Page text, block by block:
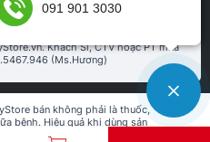
Isolate
100% whey isolate không
Sản phẩm có độ tinh
cơ bắp nhanh và hiệu quả.
Khách Sỉ, CTV hoặc PT mua
(Ms.Hương)
bán không phải là thuốc,
bệnh. Hiệu quả khi dùng sản
chế độ ăn uống, sinh hoạt, tập
091 901 3030